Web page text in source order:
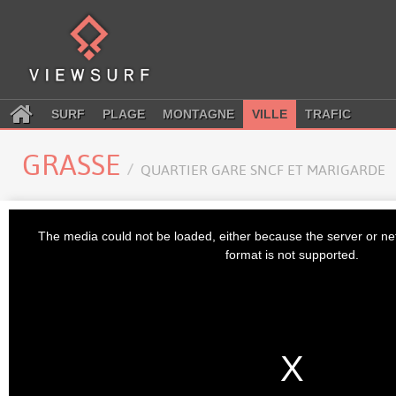
SURF PLAGE MONTAGNE VILLE TRAFIC
GRASSE QUARTIER GARE SNCF ET MARIGARDE
The media could not be loaded, either because the server or
format is not supported.